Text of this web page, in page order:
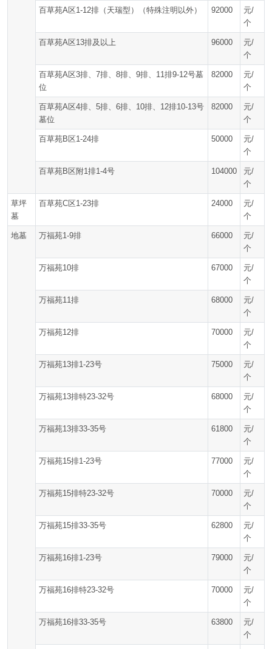
百草苑A区1-12排（天瑞型）（特殊注明以外） 92000
元/
个
百草苑A区13排及以上 96000
元/
个
百草苑A区3排、7排、8排、9排、11排9-12号墓
位
82000
元/
个
百草苑A区4排、5排、6排、10排、12排10-13号
墓位
82000
元/
个
百草苑B区1-24排 50000
元/
个
百草苑B区附1排1-4号 104000
元/
个
草坪
墓
百草苑C区1-23排 24000
元/
个
地墓 万福苑1-9排 66000
元/
个
万福苑10排 67000
元/
个
万福苑11排 68000
元/
个
万福苑12排 70000
元/
个
万福苑13排1-23号 75000
元/
个
万福苑13排特23-32号 68000
元/
个
万福苑13排33-35号 61800
元/
个
万福苑15排1-23号 77000
元/
个
万福苑15排特23-32号 70000
元/
个
万福苑15排33-35号 62800
元/
个
万福苑16排1-23号 79000
元/
个
万福苑16排特23-32号 70000
元/
个
万福苑16排33-35号 63800
元/
个